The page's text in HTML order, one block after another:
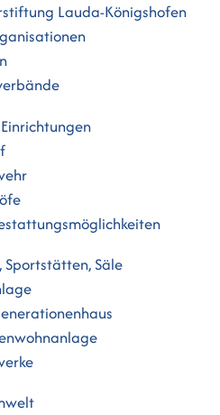
Lauda-Königshofen
Sportstätten, Säle